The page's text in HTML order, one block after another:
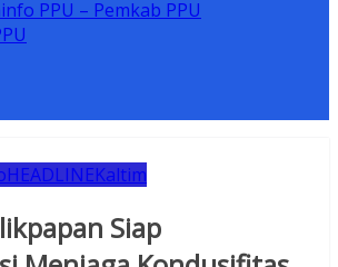
PPU – Pemkab PPU
HEADLINEKaltim
Siap